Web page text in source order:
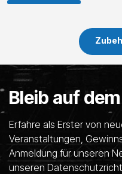
Bleib auf
Erfahre als Erster von
Veranstaltungen,
Anmeldung für unseren
unseren